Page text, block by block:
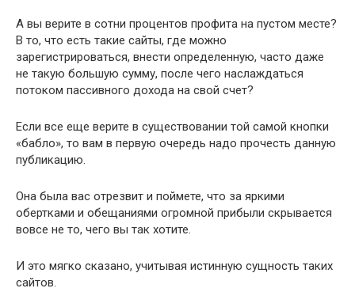
А вы верите в сотни процентов профита на пустом месте?
В то, что есть такие сайты, где можно
зарегистрироваться, внести определенную, часто даже
не такую большую сумму, после чего наслаждаться
потоком пассивного дохода на свой счет?
Если все еще верите в существовании той самой кнопки
«бабло», то вам в первую очередь надо прочесть данную
публикацию.
Она была вас отрезвит и поймете, что за яркими
обертками и обещаниями огромной прибыли скрывается
вовсе не то, чего вы так хотите.
И это мягко сказано, учитывая истинную сущность таких
сайтов.